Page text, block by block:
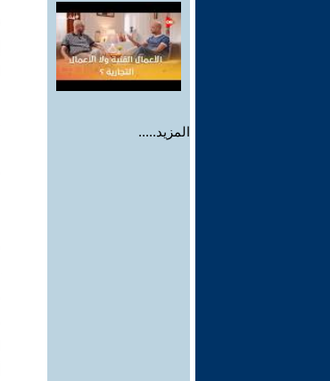
المزيد.....